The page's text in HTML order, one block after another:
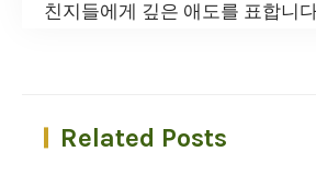
친지들에게 깊은 애도를 표합니
Related Posts